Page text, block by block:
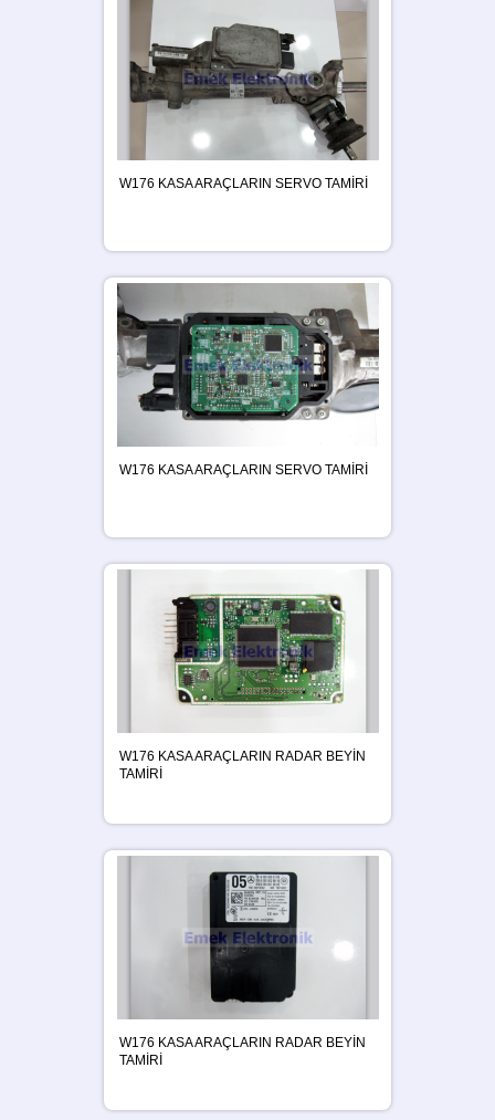
W176 KASA ARAÇLARIN SERVO TAMİRİ
W176 KASA ARAÇLARIN SERVO TAMİRİ
W176 KASA ARAÇLARIN RADAR BEYİN
TAMİRİ
W176 KASA ARAÇLARIN RADAR BEYİN
TAMİRİ